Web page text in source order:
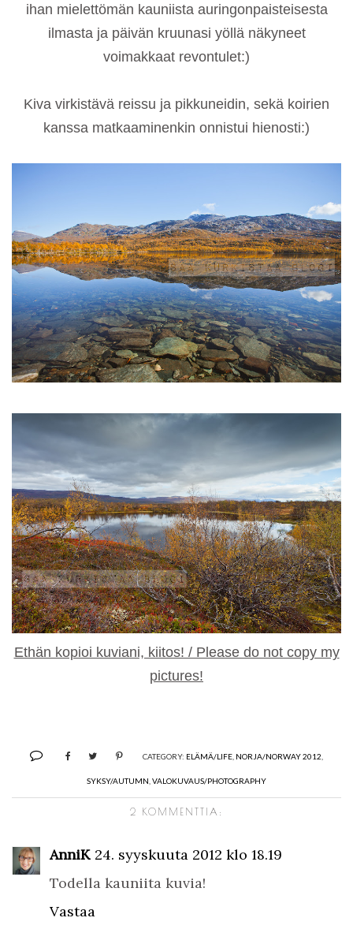
ihan mielettömän kauniista auringonpaisteisesta
ilmasta ja päivän kruunasi yöllä näkyneet
voimakkaat revontulet:)
Kiva virkistävä reissu ja pikkuneidin, sekä koirien
kanssa matkaaminenkin onnistui hienosti:)
Ethän kopioi kuviani, kiitos! / Please do not copy my
pictures!
CATEGORY: ELÄMÄ/LIFE NORJA/NORWAY 2012
SYKSY/AUTUMN VALOKUVAUS/PHOTOGRAPHY
2 KOMMENTTIA:
AnniK 24. syyskuuta 2012 klo 18.19
Todella kauniita kuvia!
Vastaa